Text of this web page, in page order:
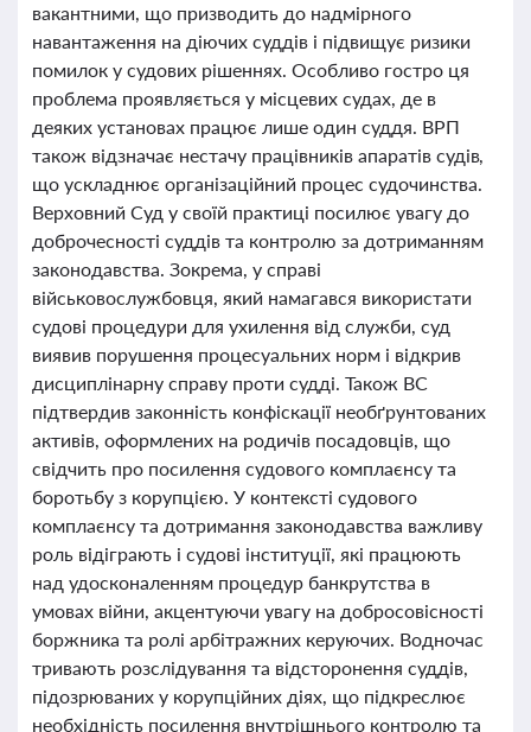
вакантними, що призводить до надмірного
навантаження на діючих суддів і підвищує ризики
помилок у судових рішеннях. Особливо гостро ця
проблема проявляється у місцевих судах, де в
деяких установах працює лише один суддя. ВРП
також відзначає нестачу працівників апаратів судів,
що ускладнює організаційний процес судочинства.
Верховний Суд у своїй практиці посилює увагу до
доброчесності суддів та контролю за дотриманням
законодавства. Зокрема, у справі
військовослужбовця, який намагався використати
судові процедури для ухилення від служби, суд
виявив порушення процесуальних норм і відкрив
дисциплінарну справу проти судді. Також ВС
підтвердив законність конфіскації необґрунтованих
активів, оформлених на родичів посадовців, що
свідчить про посилення судового комплаєнсу та
боротьбу з корупцією. У контексті судового
комплаєнсу та дотримання законодавства важливу
роль відіграють і судові інституції, які працюють
над удосконаленням процедур банкрутства в
умовах війни, акцентуючи увагу на добросовісності
боржника та ролі арбітражних керуючих. Водночас
тривають розслідування та відсторонення суддів,
підозрюваних у корупційних діях, що підкреслює
необхідність посилення внутрішнього контролю та